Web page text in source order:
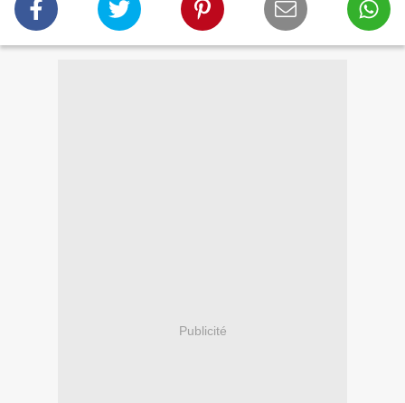
Publicité